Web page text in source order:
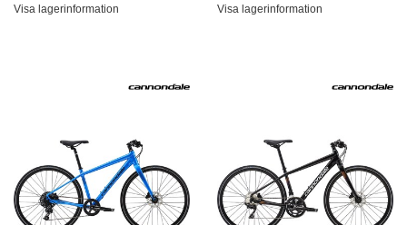
Visa lagerinformation Visa lagerinformation